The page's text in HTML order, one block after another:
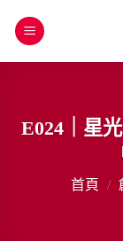
E024｜星
首頁 /